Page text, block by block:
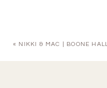
« NIKKI & MAC | BOONE